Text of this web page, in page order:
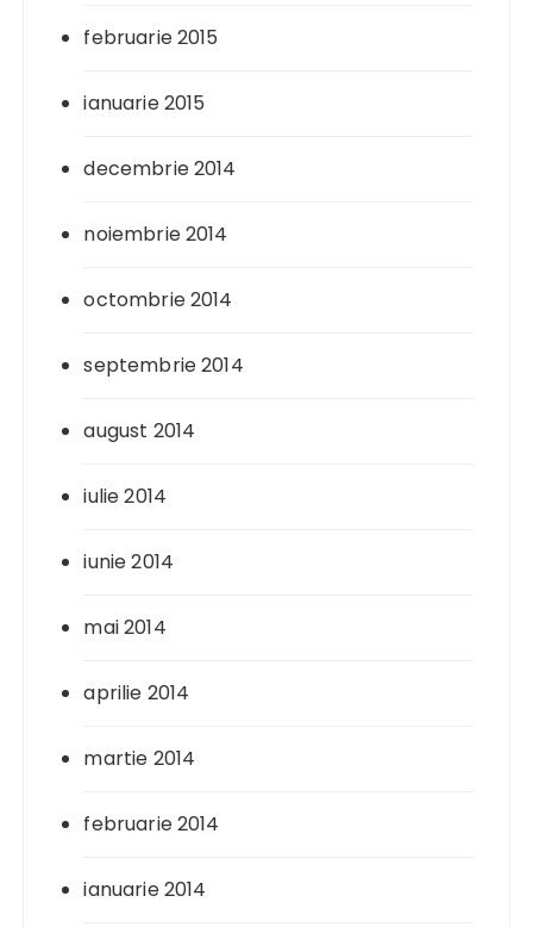
februarie 2015
ianuarie 2015
decembrie 2014
noiembrie 2014
octombrie 2014
septembrie 2014
august 2014
iulie 2014
iunie 2014
mai 2014
aprilie 2014
martie 2014
februarie 2014
ianuarie 2014